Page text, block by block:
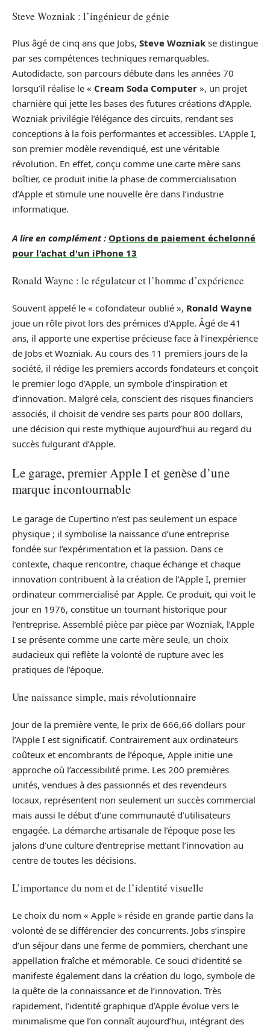
Steve Wozniak : l’ingénieur de génie
Plus âgé de cinq ans que Jobs, Steve Wozniak se distingue
par ses compétences techniques remarquables.
Autodidacte, son parcours débute dans les années 70
lorsqu’il réalise le « Cream Soda Computer », un projet
charnière qui jette les bases des futures créations d’Apple.
Wozniak privilégie l’élégance des circuits, rendant ses
conceptions à la fois performantes et accessibles. L’Apple I,
son premier modèle revendiqué, est une véritable
révolution. En effet, conçu comme une carte mère sans
boîtier, ce produit initie la phase de commercialisation
d’Apple et stimule une nouvelle ère dans l’industrie
informatique.
A lire en complément : Options de paiement échelonné
pour l'achat d'un iPhone 13
Ronald Wayne : le régulateur et l’homme d’expérience
Souvent appelé le « cofondateur oublié », Ronald Wayne
joue un rôle pivot lors des prémices d’Apple. Âgé de 41
ans, il apporte une expertise précieuse face à l’inexpérience
de Jobs et Wozniak. Au cours des 11 premiers jours de la
société, il rédige les premiers accords fondateurs et conçoit
le premier logo d’Apple, un symbole d’inspiration et
d’innovation. Malgré cela, conscient des risques financiers
associés, il choisit de vendre ses parts pour 800 dollars,
une décision qui reste mythique aujourd’hui au regard du
succès fulgurant d’Apple.
Le garage, premier Apple I et genèse d’une
marque incontournable
Le garage de Cupertino n’est pas seulement un espace
physique ; il symbolise la naissance d’une entreprise
fondée sur l’expérimentation et la passion. Dans ce
contexte, chaque rencontre, chaque échange et chaque
innovation contribuent à la création de l’Apple I, premier
ordinateur commercialisé par Apple. Ce produit, qui voit le
jour en 1976, constitue un tournant historique pour
l’entreprise. Assemblé pièce par pièce par Wozniak, l’Apple
I se présente comme une carte mère seule, un choix
audacieux qui reflète la volonté de rupture avec les
pratiques de l’époque.
Une naissance simple, mais révolutionnaire
Jour de la première vente, le prix de 666,66 dollars pour
l’Apple I est significatif. Contrairement aux ordinateurs
coûteux et encombrants de l’époque, Apple initie une
approche où l’accessibilité prime. Les 200 premières
unités, vendues à des passionnés et des revendeurs
locaux, représentent non seulement un succès commercial
mais aussi le début d’une communauté d’utilisateurs
engagée. La démarche artisanale de l’époque pose les
jalons d’une culture d’entreprise mettant l’innovation au
centre de toutes les décisions.
L’importance du nom et de l’identité visuelle
Le choix du nom « Apple » réside en grande partie dans la
volonté de se différencier des concurrents. Jobs s’inspire
d’un séjour dans une ferme de pommiers, cherchant une
appellation fraîche et mémorable. Ce souci d’identité se
manifeste également dans la création du logo, symbole de
la quête de la connaissance et de l’innovation. Très
rapidement, l’identité graphique d’Apple évolue vers le
minimalisme que l’on connaît aujourd’hui, intégrant des